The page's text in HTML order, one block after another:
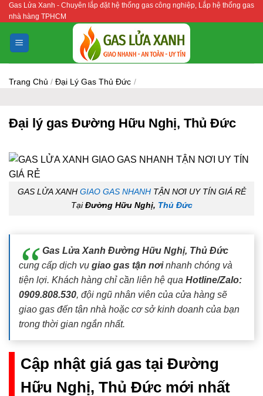
Bỏ
qua
nội
dung
Gas Lửa Xanh - Chuyên lắp đặt hệ thống gas công nghiệp, Lắp hệ thống gas
nhà hàng TPHCM
Trang Chủ / Đại Lý Gas Thủ Đức /
Đại lý gas Đường Hữu Nghị, Thủ Đức
GAS LỬA XANH GIAO GAS NHANHTẬN NƠI UY TÍN GIÁ RẺ
TạiĐường Hữu Nghị, Thủ Đức
Gas Lửa Xanh Đường Hữu Nghị, Thủ Đức
cung cấp dịch vụ giao gas tận nơinhanh chóng và
tiện lợi. Khách hàng chỉ cần liên hệ qua Hotline/Zalo:
0909.808.530, đội ngũ nhân viên của cửa hàng sẽ
giao gas đến tận nhà hoặc cơ sở kinh doanh của bạn
trong thời gian ngắn nhất.
Cập nhật giá gas tại Đường
Hữu Nghị, Thủ Đức mới nhất